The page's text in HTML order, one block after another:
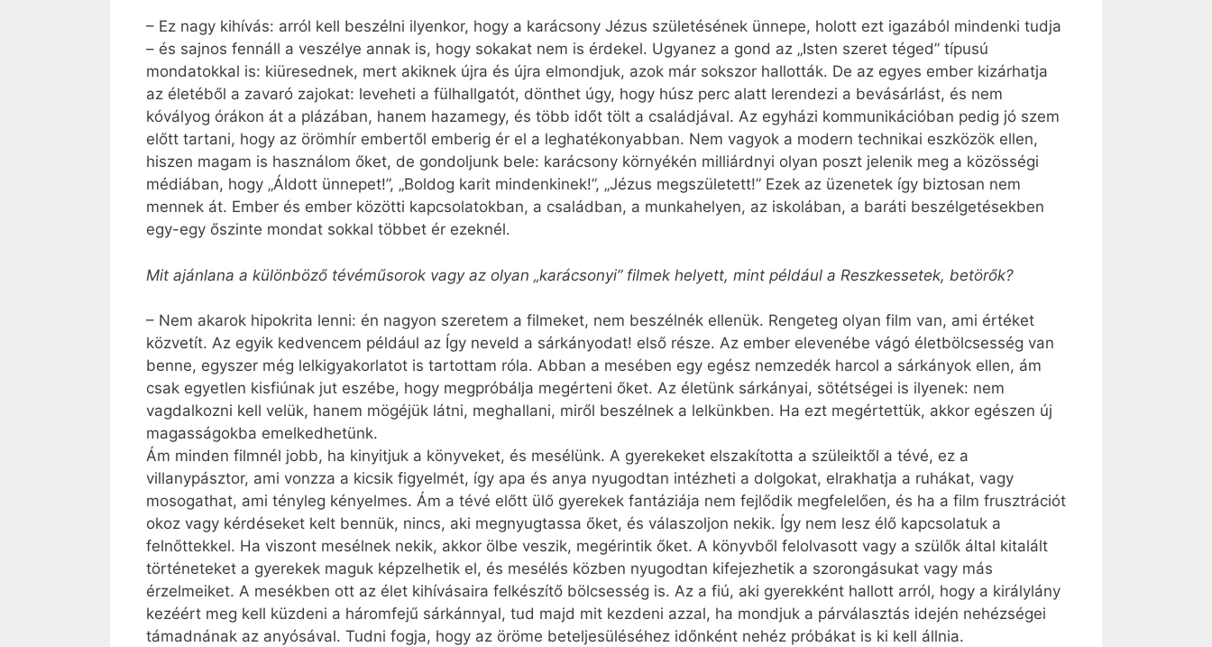
– Ez nagy kihívás: arról kell beszélni ilyenkor, hogy a karácsony Jézus születésének ünnepe, holott ezt igazából mindenki tudja
– és sajnos fennáll a veszélye annak is, hogy sokakat nem is érdekel. Ugyanez a gond az „Isten szeret téged” típusú
mondatokkal is: kiüresednek, mert akiknek újra és újra elmondjuk, azok már sokszor hallották. De az egyes ember kizárhatja
az életéből a zavaró zajokat: leveheti a fülhallgatót, dönthet úgy, hogy húsz perc alatt lerendezi a bevásárlást, és nem
kóvályog órákon át a plázában, hanem hazamegy, és több időt tölt a családjával. Az egyházi kommunikációban pedig jó szem
előtt tartani, hogy az örömhír embertől emberig ér el a leghatékonyabban. Nem vagyok a modern technikai eszközök ellen,
hiszen magam is használom őket, de gondoljunk bele: karácsony környékén milliárdnyi olyan poszt jelenik meg a közösségi
médiában, hogy „Áldott ünnepet!”, „Boldog karit mindenkinek!”, „Jézus megszületett!” Ezek az üzenetek így biztosan nem
mennek át. Ember és ember közötti kapcsolatokban, a családban, a munkahelyen, az iskolában, a baráti beszélgetésekben
egy-egy őszinte mondat sokkal többet ér ezeknél.
Mit ajánlana a különböző tévéműsorok vagy az olyan „karácsonyi” filmek helyett, mint például a Reszkessetek, betörők?
– Nem akarok hipokrita lenni: én nagyon szeretem a filmeket, nem beszélnék ellenük. Rengeteg olyan film van, ami értéket
közvetít. Az egyik kedvencem például az Így neveld a sárkányodat! első része. Az ember elevenébe vágó életbölcsesség van
benne, egyszer még lelkigyakorlatot is tartottam róla. Abban a mesében egy egész nemzedék harcol a sárkányok ellen, ám
csak egyetlen kisfiúnak jut eszébe, hogy megpróbálja megérteni őket. Az életünk sárkányai, sötétségei is ilyenek: nem
vagdalkozni kell velük, hanem mögéjük látni, meghallani, miről beszélnek a lelkünkben. Ha ezt megértettük, akkor egészen új
magasságokba emelkedhetünk.
Ám minden filmnél jobb, ha kinyitjuk a könyveket, és mesélünk. A gyerekeket elszakította a szüleiktől a tévé, ez a
villanypásztor, ami vonzza a kicsik figyelmét, így apa és anya nyugodtan intézheti a dolgokat, elrakhatja a ruhákat, vagy
mosogathat, ami tényleg kényelmes. Ám a tévé előtt ülő gyerekek fantáziája nem fejlődik megfelelően, és ha a film frusztrációt
okoz vagy kérdéseket kelt bennük, nincs, aki megnyugtassa őket, és válaszoljon nekik. Így nem lesz élő kapcsolatuk a
felnőttekkel. Ha viszont mesélnek nekik, akkor ölbe veszik, megérintik őket. A könyvből felolvasott vagy a szülők által kitalált
történeteket a gyerekek maguk képzelhetik el, és mesélés közben nyugodtan kifejezhetik a szorongásukat vagy más
érzelmeiket. A mesékben ott az élet kihívásaira felkészítő bölcsesség is. Az a fiú, aki gyerekként hallott arról, hogy a királylány
kezéért meg kell küzdeni a háromfejű sárkánnyal, tud majd mit kezdeni azzal, ha mondjuk a párválasztás idején nehézségei
támadnának az anyósával. Tudni fogja, hogy az öröme beteljesüléséhez időnként nehéz próbákat is ki kell állnia.